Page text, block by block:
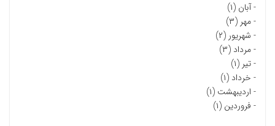
-آبان (۱)
-مهر (۳)
- شهریور (۲)
-مرداد (۳)
-تیر (۱)
- خرداد (۱)
- اردیبهشت (۱)
- فروردین (۱)